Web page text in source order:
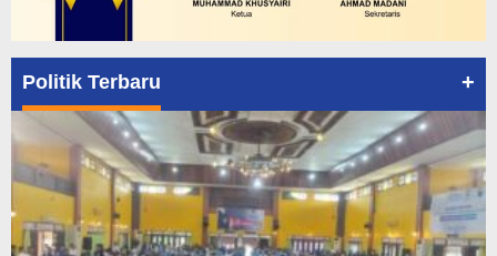
Politik Terbaru +